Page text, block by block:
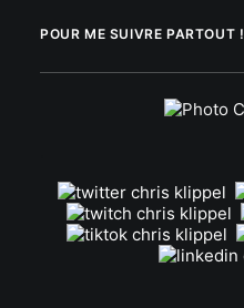
POUR ME SUIVRE PARTOUT !